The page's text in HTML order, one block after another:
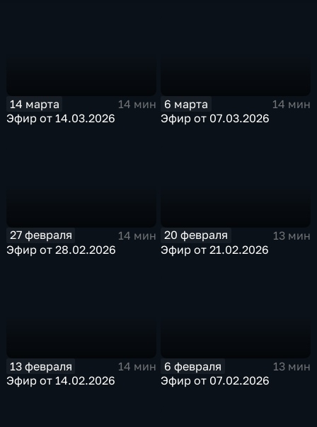
14 марта
14 мин
Эфир от 14.03.2026
6 марта
14 мин
Эфир от 07.03.2026
27 февраля
14 мин
Эфир от 28.02.2026
20 февраля
13 мин
Эфир от 21.02.2026
13 февраля
14 мин
Эфир от 14.02.2026
6 февраля
13 мин
Эфир от 07.02.2026